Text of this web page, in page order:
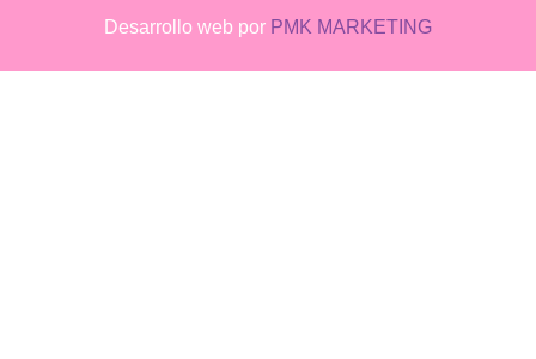
Desarrollo web por PMK MARKETING